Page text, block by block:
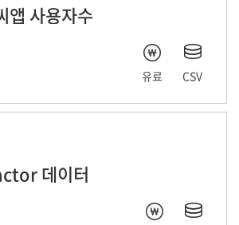
앱 사용자수
유료 CSV
데이터